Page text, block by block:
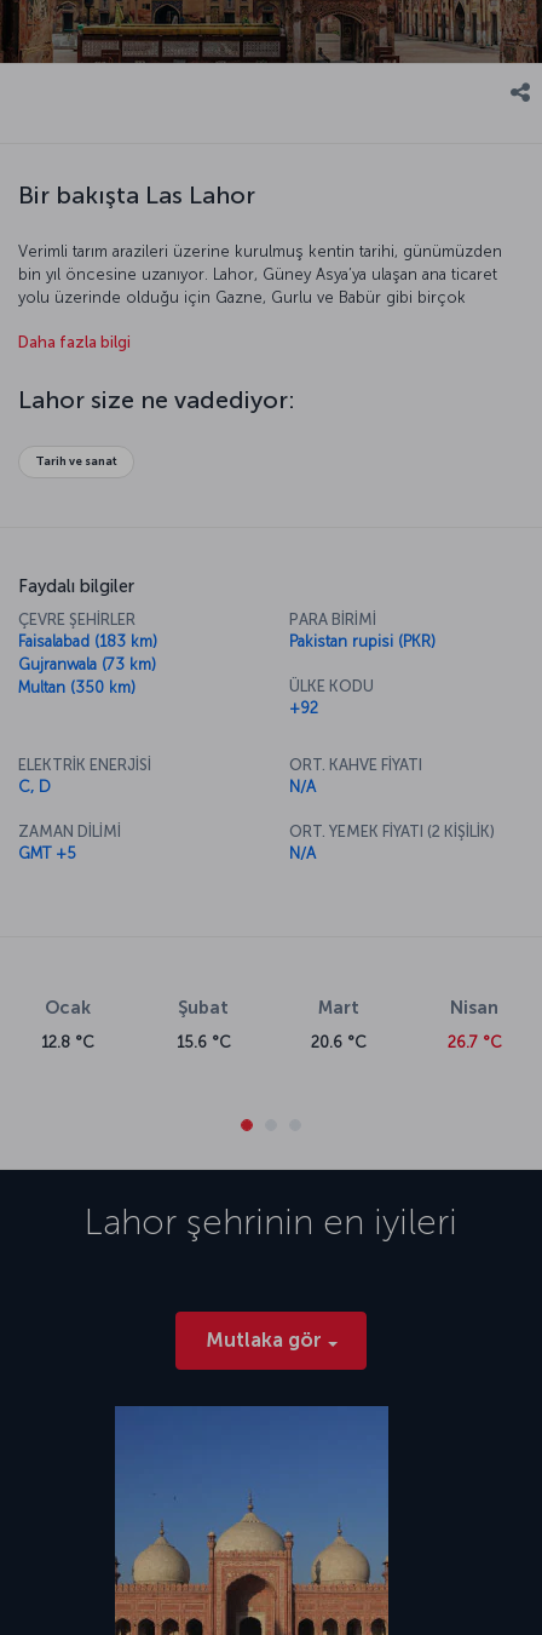
Bir bakışta Las Lahor
Verimli tarım arazileri üzerine kurulmuş kentin tarihi, günümüzden
bin yıl öncesine uzanıyor. Lahor, Güney Asya’ya ulaşan ana ticaret
yolu üzerinde olduğu için Gazne, Gurlu ve Babür gibi birçok
bahçelerle mimari açıdan özgün bir kimliğe sahip. İngiltere
etkisini göstermiş. Bu eşsiz kentin sunduğu büyüleyici güzellikleri
keşfetmek için geç kalmayın.
Daha fazla bilgi
Lahor size ne vadediyor:
Tarih ve sanat
Faydalı bilgiler
ÇEVRE ŞEHİRLER
Faisalabad (183 km)
Gujranwala (73 km)
Multan (350 km)
PARA BİRİMİ
Pakistan rupisi (PKR)
ÜLKE KODU
+92
ELEKTRİK ENERJİSİ
C, D
ZAMAN DİLİMİ
GMT +5
ORT. KAHVE FİYATI
N/A
ORT. YEMEK FİYATI (2 KİŞİLİK)
N/A
Ocak
12.8 °C
Şubat
15.6 °C
Mart
20.6 °C
Nisan
26.7 °C
Lahor şehrinin en iyileri
Mutlaka gör